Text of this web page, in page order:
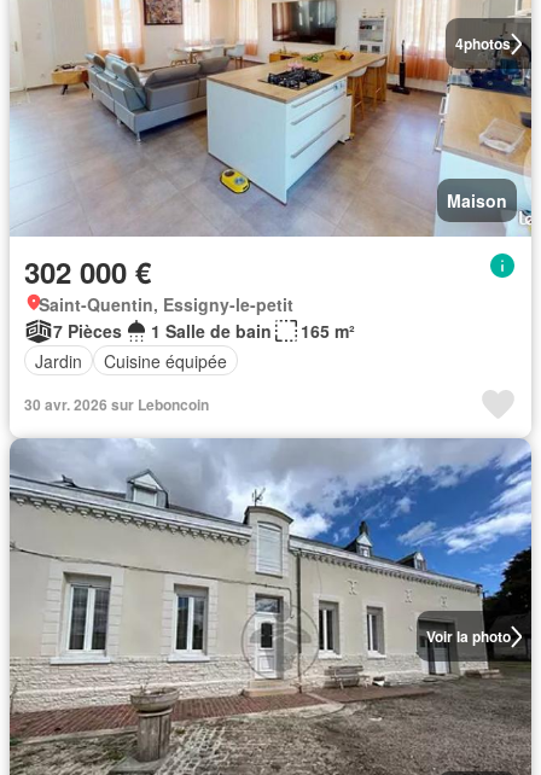
4photos
Maison
302 000 €
Saint-Quentin, Essigny-le-petit
7 Pièces
1 Salle de bain
165 m²
Jardin
Cuisine équipée
30 avr. 2026 sur Leboncoin
Voir la photo